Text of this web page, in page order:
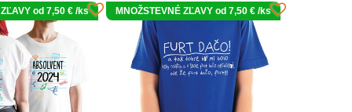
od 7,50 € /ks MNOŽSTEVNÉ ZĽAVY od 7,50 € /ks